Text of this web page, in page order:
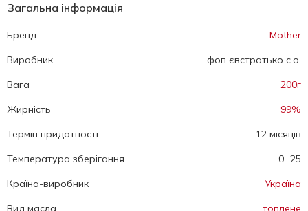
Загальна інформація
Бренд
Mother
Виробник
фоп євстратько с.о.
Вага
200г
Жирність
99%
Термін придатності
12 місяців
Температура зберігання
0...25
Країна-виробник
Україна
Вид масла
топлене